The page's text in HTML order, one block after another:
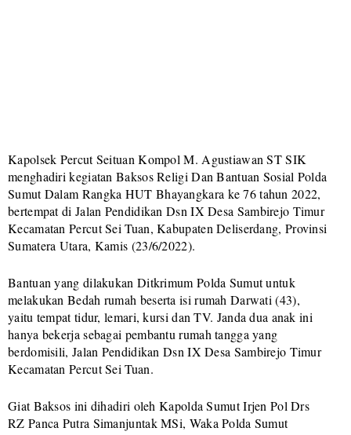
Kapolsek Percut Seituan Kompol M. Agustiawan ST SIK
menghadiri kegiatan Baksos Religi Dan Bantuan Sosial Polda
Sumut Dalam Rangka HUT Bhayangkara ke 76 tahun 2022,
bertempat di Jalan Pendidikan Dsn IX Desa Sambirejo Timur
Kecamatan Percut Sei Tuan, Kabupaten Deliserdang, Provinsi
Sumatera Utara, Kamis (23/6/2022).
Bantuan yang dilakukan Ditkrimum Polda Sumut untuk
melakukan Bedah rumah beserta isi rumah Darwati (43),
yaitu tempat tidur, lemari, kursi dan TV. Janda dua anak ini
hanya bekerja sebagai pembantu rumah tangga yang
berdomisili, Jalan Pendidikan Dsn IX Desa Sambirejo Timur
Kecamatan Percut Sei Tuan.
Giat Baksos ini dihadiri oleh Kapolda Sumut Irjen Pol Drs
RZ Panca Putra Simanjuntak MSi, Waka Polda Sumut